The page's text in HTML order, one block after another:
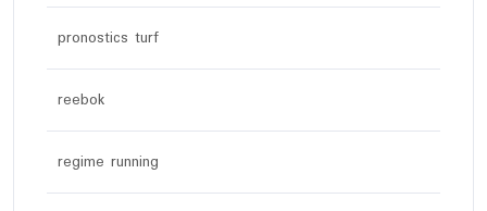
pronostics turf
reebok
regime running